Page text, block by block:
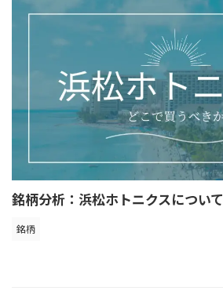
銘柄分析：浜松ホトニクスについて
銘柄